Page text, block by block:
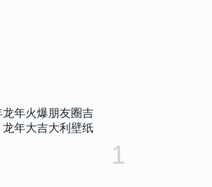
龙年火爆朋友圈吉
龙年大吉大利壁纸
1